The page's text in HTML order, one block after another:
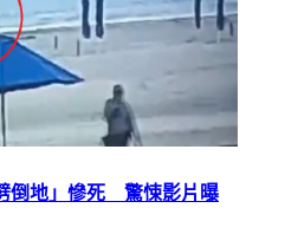
倒地」慘死 驚悚影片曝